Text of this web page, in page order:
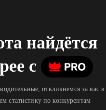
найдётся
c
откликнемся за вас
статистику по конкурентам